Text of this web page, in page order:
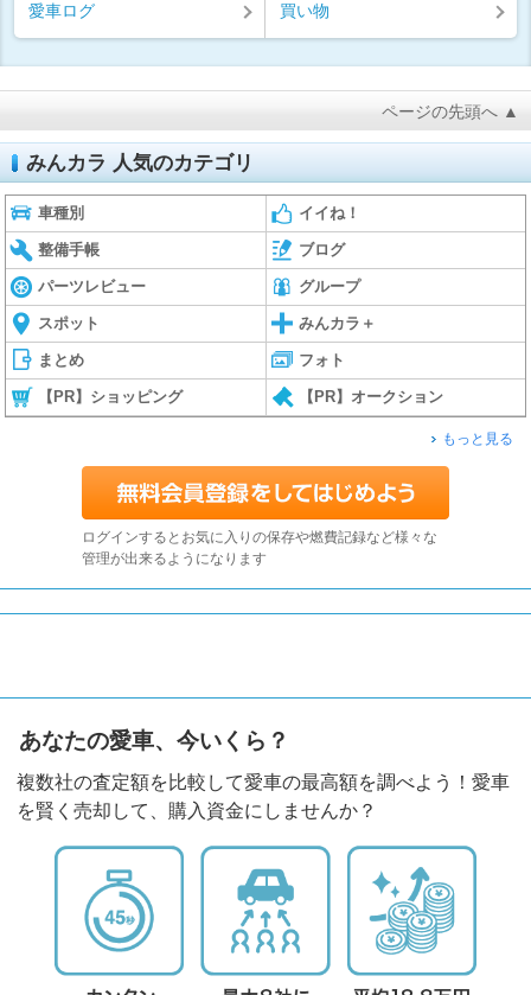
愛車ログ 買い物
ページの先頭へ ▲
みんカラ 人気のカテゴリ
車種別 イイね！
整備手帳 ブログ
パーツレビュー グループ
スポット みんカラ＋
まとめ フォト
【PR】ショッピング 【PR】オークション
もっと見る
ログインするとお気に入りの保存や燃費記録など様々な
管理が出来るようになります
あなたの愛車、今いくら？
複数社の査定額を比較して愛車の最高額を調べよう！愛車
を賢く売却して、購入資金にしませんか？